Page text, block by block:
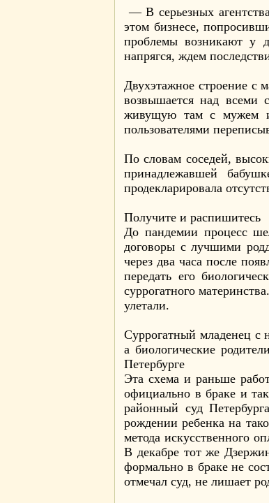
— В серьезных
этом бизнесе,
проблемы возникают у
напрягся, ждем
Двухэтажное строение с
возвышается над всеми
живущую там с мужем и
пользователями
По словам соседей,
принадлежавшей
продекларировала
Получите и распишитесь
До пандемии процесс
договоры с лучшими
через два часа после
передать его
суррогатного
улетали.
Суррогатный младенец с
а биологические
Петербурге
Эта схема и раньше
официально в браке и
районный суд
рождении ребенка на
метода искусственного
В декабре тот же
формально в браке не
отмечал суд, не лишает